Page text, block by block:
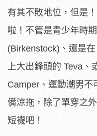
有其不敗地位，但是
啦！不管是青少年時
(Birkenstock)、還是
上大出鋒頭的 Teva
Camper、運動潮男不
備涼拖，除了單穿之
短襪吧！